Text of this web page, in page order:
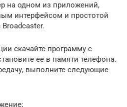
на одном из приложений,
интерфейсом и простотой
Broadcaster.
скачайте программу с
ее в памяти телефона.
выполните следующие